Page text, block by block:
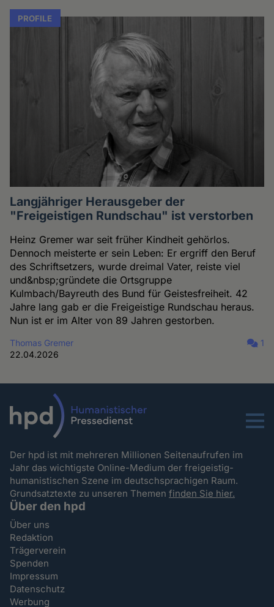
PROFILE
Langjähriger Herausgeber der
"Freigeistigen Rundschau" ist verstorben
Heinz Gremer war seit früher Kindheit gehörlos.
Dennoch meisterte er sein Leben: Er ergriff den Beruf
des Schriftsetzers, wurde dreimal Vater, reiste viel
und&nbsp;gründete die Ortsgruppe
Kulmbach/Bayreuth des Bund für Geistesfreiheit. 42
Jahre lang gab er die Freigeistige Rundschau heraus.
Nun ist er im Alter von 89 Jahren gestorben.
Thomas Gremer
22.04.2026
1
Menu
Der hpd ist mit mehreren Millionen Seitenaufrufen im
Jahr das wichtigste Online-Medium der freigeistig-
humanistischen Szene im deutschsprachigen Raum.
Grundsatztexte zu unseren Themenfinden Sie hier.
Über den hpd
Über uns
Redaktion
Trägerverein
Spenden
Impressum
Datenschutz
Werbung